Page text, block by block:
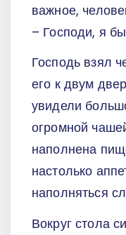
важное,
– Господи, я
Господь взял
его к двум
увидели
огромной
наполнена
настолько
наполняться
Вокруг стола